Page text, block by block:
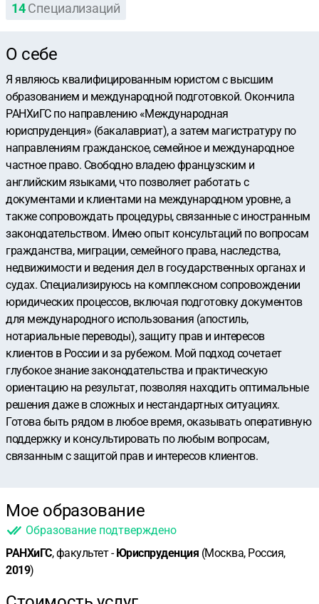
14 Специализаций
О себе
Я являюсь квалифицированным юристом с высшим
образованием и международной подготовкой. Окончила
РАНХиГС по направлению «Международная
юриспруденция» (бакалавриат), а затем магистратуру по
направлениям гражданское, семейное и международное
частное право. Свободно владею французским и
английским языками, что позволяет работать с
документами и клиентами на международном уровне, а
также сопровождать процедуры, связанные с иностранным
законодательством. Имею опыт консультаций по вопросам
гражданства, миграции, семейного права, наследства,
недвижимости и ведения дел в государственных органах и
судах. Специализируюсь на комплексном сопровождении
юридических процессов, включая подготовку документов
для международного использования (апостиль,
нотариальные переводы), защиту прав и интересов
клиентов в России и за рубежом. Мой подход сочетает
глубокое знание законодательства и практическую
ориентацию на результат, позволяя находить оптимальные
решения даже в сложных и нестандартных ситуациях.
Готова быть рядом в любое время, оказывать оперативную
поддержку и консультировать по любым вопросам,
связанным с защитой прав и интересов клиентов.
Мое образование
Образование подтверждено
РАНХиГС, факультет -Юриспруденция (Москва, Россия,
2019)